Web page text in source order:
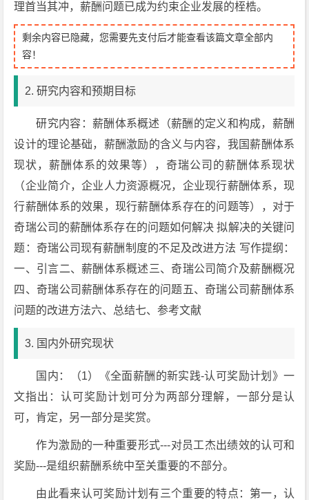
理首当其冲，薪酬问题已成为约束企业发展的桎梏。
剩余内容已隐藏，您需要先支付后才能查看该篇文章全部内
容！
2. 研究内容和预期目标
研究内容：薪酬体系概述（薪酬的定义和构成，薪酬
设计的理论基础，薪酬激励的含义与内容，我国薪酬体系
现状，薪酬体系的效果等），奇瑞公司的薪酬体系现状
（企业简介，企业人力资源概况，企业现行薪酬体系，现
行薪酬体系的效果，现行薪酬体系存在的问题等），对于
奇瑞公司的薪酬体系存在的问题如何解决 拟解决的关键问
题：奇瑞公司现有薪酬制度的不足及改进方法 写作提纲：
一、引言二、薪酬体系概述三、奇瑞公司简介及薪酬概况
四、奇瑞公司薪酬体系存在的问题五、奇瑞公司薪酬体系
问题的改进方法六、总结七、参考文献
3. 国内外研究现状
国内：（1）《全面薪酬的新实践-认可奖励计划》一
文指出：认可奖励计划可分为两部分理解，一部分是认
可，肯定，另一部分是奖赏。
作为激励的一种重要形式---对员工杰出绩效的认可和
奖励---是组织薪酬系统中至关重要的不部分。
由此看来认可奖励计划有三个重要的特点：第一，认